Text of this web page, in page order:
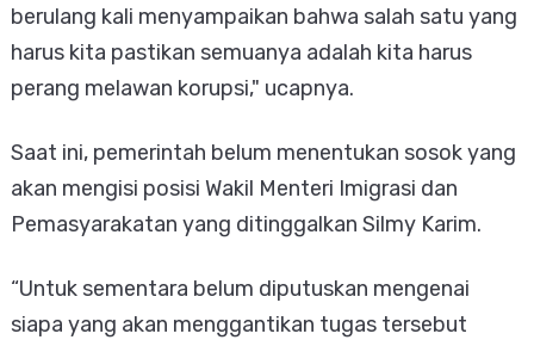
berulang kali menyampaikan bahwa salah satu yang
harus kita pastikan semuanya adalah kita harus
perang melawan korupsi," ucapnya.
Saat ini, pemerintah belum menentukan sosok yang
akan mengisi posisi Wakil Menteri Imigrasi dan
Pemasyarakatan yang ditinggalkan Silmy Karim.
“Untuk sementara belum diputuskan mengenai
siapa yang akan menggantikan tugas tersebut